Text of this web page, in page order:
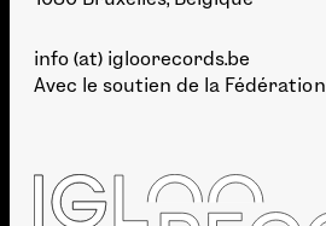
info (at) igloorecords.be
Avec le soutien de la